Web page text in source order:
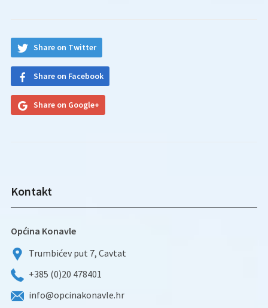
Share on Twitter
Share on Facebook
Share on Google+
Kontakt
Općina Konavle
Trumbićev put 7, Cavtat
+385 (0)20 478401
info@opcinakonavle.hr